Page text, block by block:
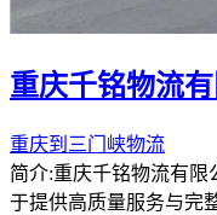
重庆千铭物流
重庆到三门峡物流
简介:重庆千铭物流有限
于提供高质量服务与完